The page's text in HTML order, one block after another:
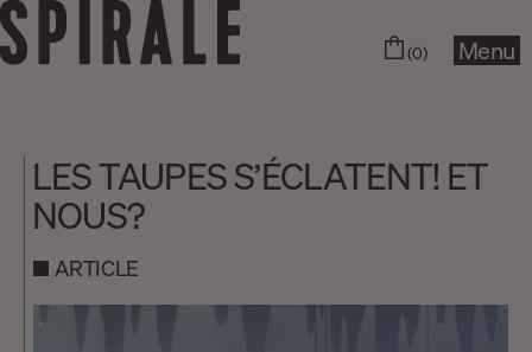
(0) Menu
LES TAUPES S’ÉCLATENT! ET
NOUS?
ARTICLE